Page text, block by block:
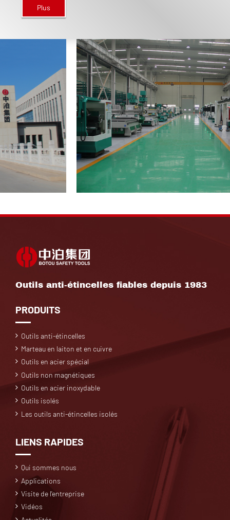
Plus
Outils anti-étincelles fiables depuis 1983
PRODUITS
Outils anti-étincelles
Marteau en laiton et en cuivre
Outils en acier spécial
Outils non magnétiques
Outils en acier inoxydable
Outils isolés
Les outils anti-étincelles isolés
LIENS RAPIDES
Qui sommes nous
Applications
Visite de l'entreprise
Vidéos